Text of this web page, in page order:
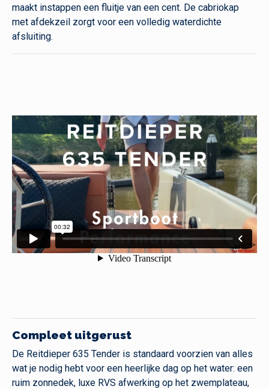
maakt instappen een fluitje van een cent. De cabriokap
met afdekzeil zorgt voor een volledig waterdichte
afsluiting.
Compleet uitgerust
De Reitdieper 635 Tender is standaard voorzien van alles
wat je nodig hebt voor een heerlijke dag op het water: een
ruim zonnedek, luxe RVS afwerking op het zwemplateau,